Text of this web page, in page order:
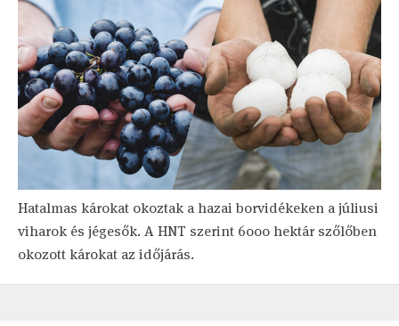
Hatalmas károkat okoztak a hazai borvidékeken a júliusi
viharok és jégesők. A HNT szerint 6000 hektár szőlőben
okozott károkat az időjárás.